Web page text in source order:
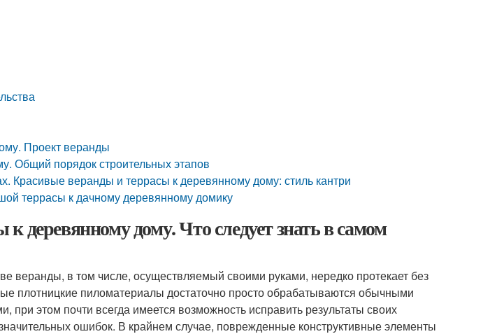
Проект веранды
Общий порядок строительных этапов
Красивые веранды и террасы к деревянному дому: стиль кантри
террасы к дачному деревянному домику
деревянному дому. Что следует знать в самом
веранды, в том числе, осуществляемый своими руками, нередко протекает без
плотницкие пиломатериалы достаточно просто обрабатываются обычными
при этом почти всегда имеется возможность исправить результаты своих
ошибок. В крайнем случае, поврежденные конструктивные элементы